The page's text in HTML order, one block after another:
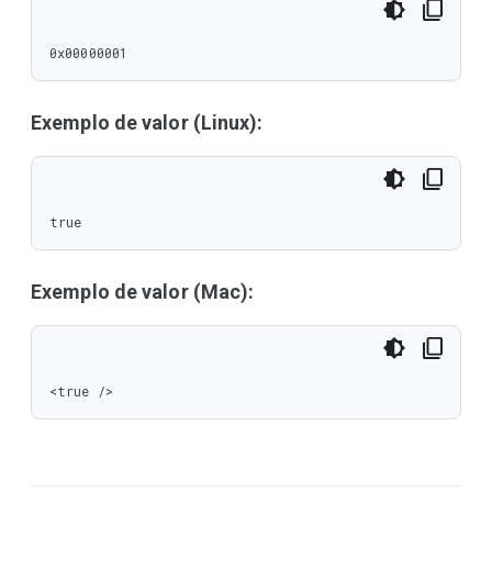
0x00000001
Exemplo de valor (Linux):
true
Exemplo de valor (Mac):
<true />